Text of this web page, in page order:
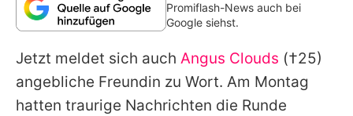
Redaktionelle Richtlinien
Impressum
Datenschutzerklärung
Promiflash-News auch bei
Google siehst.
Jetzt meldet sich auch Angus Clouds (†25)
angebliche Freundin zu Wort. Am Montag
hatten traurige Nachrichten die Runde